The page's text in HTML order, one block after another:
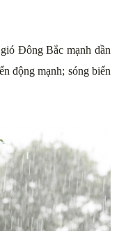
Đông Bắc mạnh dần
động mạnh; sóng biển